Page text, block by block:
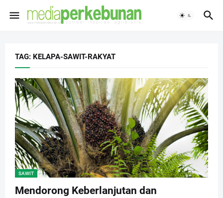
TAG: KELAPA-SAWIT-RAKYAT
SAWIT
Mendorong Keberlanjutan dan